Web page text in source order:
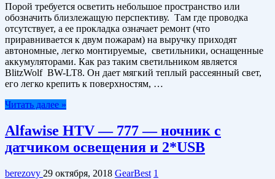
Порой требуется осветить небольшое пространство или
обозначить близлежащую перспективу. Там где проводка
отсутствует, а ее прокладка означает ремонт (что
приравнивается к двум пожарам) на выручку приходят
автономные, легко монтируемые, светильники, оснащенные
аккумуляторами. Как раз таким светильником является
BlitzWolf BW-LT8. Он дает мягкий теплый рассеянный свет,
его легко крепить к поверхностям, …
Читать далее »
Alfawise HTV — 777 — ночник с
датчиком освещения и 2*USB
berezovy 29 октября, 2018 GearBest 1